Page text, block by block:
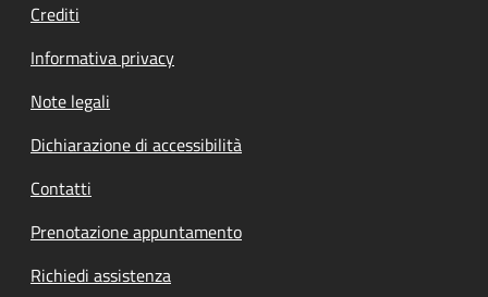
Crediti
Informativa privacy
Note legali
Dichiarazione di accessibilità
Contatti
Prenotazione appuntamento
Richiedi assistenza